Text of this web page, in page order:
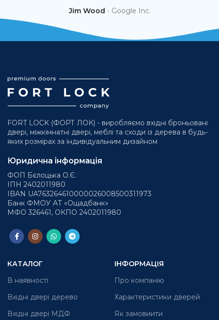
Jim Wood Google Inc.
FORT LOCK (ФОРТ ЛОК) - виробляємо вхідні броньовані
двері, міжкімнатні двері, меблі та сходи із дерева в будь-
яких розмірах за індивідуальним дизайном
Юридична інформація
ФОП Бєлоцька О.Є.
ІПН 2402011980
IBAN UA763264610000026008500311973
Банк ФМОУ АТ «Ощадбанк»
МФО 326461, ОКПО 2402011980
КАТАЛОГ
В наявності
Вхідні двері дерево
Вхідні двері МДФ
ІНФОРМАЦІЯ
Про компанію
Характеристики дверей
Як замовиити